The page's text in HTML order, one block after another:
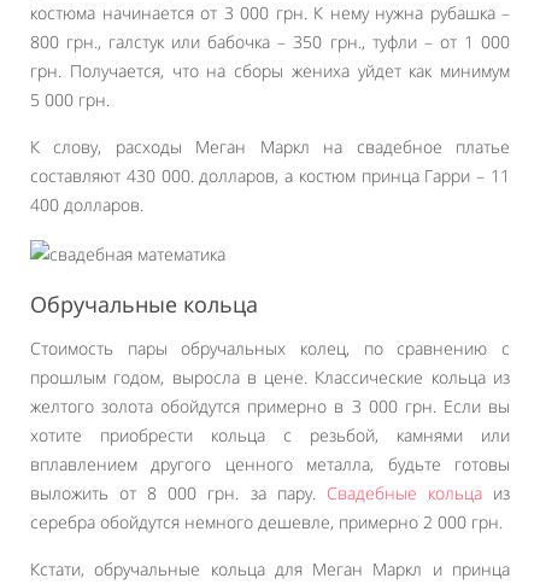
костюма начинается от 3 000 грн. К нему нужна рубашка –
800 грн., галстук или бабочка – 350 грн., туфли – от 1 000
грн. Получается, что на сборы жениха уйдет как минимум
5 000 грн.
К слову, расходы Меган Маркл на свадебное платье
составляют 430 000. долларов, а костюм принца Гарри – 11
400 долларов.
Обручальные кольца
Стоимость пары обручальных колец, по сравнению с
прошлым годом, выросла в цене. Классические кольца из
желтого золота обойдутся примерно в 3 000 грн. Если вы
хотите приобрести кольца с резьбой, камнями или
вплавлением другого ценного металла, будьте готовы
выложить от 8 000 грн. за пару. Свадебные кольцаиз
серебра обойдутся немного дешевле, примерно 2 000 грн.
Кстати, обручальные кольца для Меган Маркл и принца